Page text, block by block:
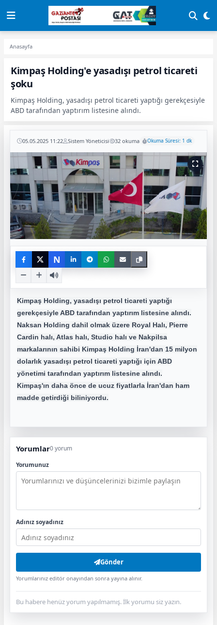
Anasayfa
Kimpaş Holding'e yasadışı petrol ticareti
şoku
Kimpaş Holding, yasadışı petrol ticareti yaptığı gerekçesiyle
ABD tarafından yaptırım listesine alındı.
05.05.2025 11:22 Sistem Yöneticisi 32 okuma Okuma Süresi: 1 dk
N
Kimpaş Holding, yasadışı petrol ticareti yaptığı
gerekçesiyle ABD tarafından yaptırım listesine alındı.
Naksan Holding dahil olmak üzere Royal Halı, Pierre
Cardin halı, Atlas halı, Studio halı ve Nakpilsa
markalarının sahibi Kimpaş Holding İran'dan 15 milyon
dolarlık yasadışı petrol ticareti yaptığı için ABD
yönetimi tarafından yaptırım listesine alındı.
Kimpaş'ın daha önce de ucuz fiyatlarla İran'dan ham
madde getirdiği biliniyordu.
Yorumlar0 yorum
Yorumunuz
Adınız soyadınız
Gönder
Yorumlarınız editör onayından sonra yayına alınır.
Bu habere henüz yorum yapılmamış. İlk yorumu siz yazın.